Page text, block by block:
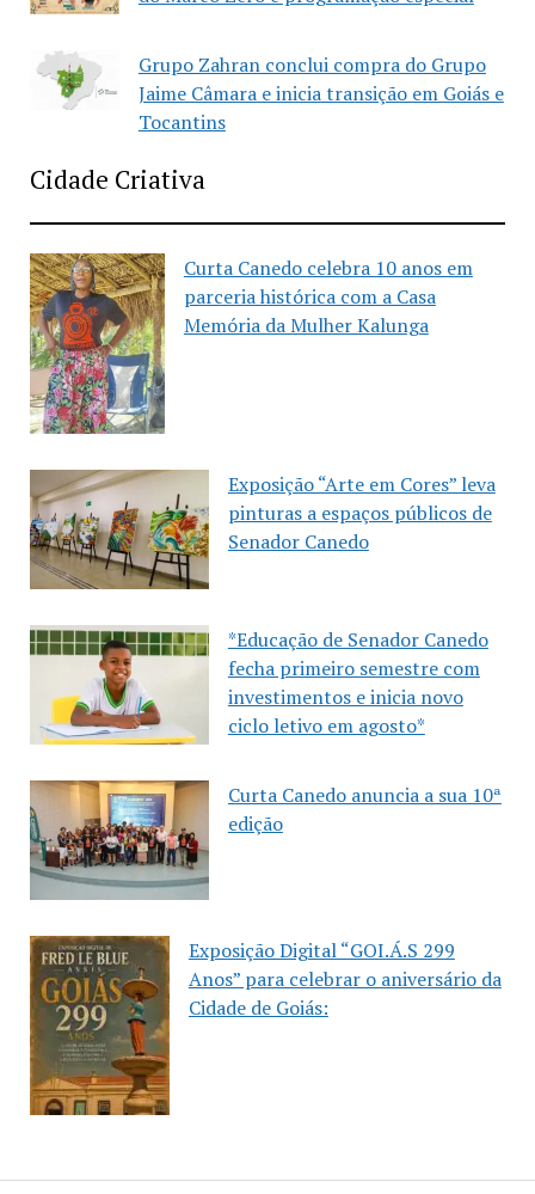
Grupo Zahran conclui compra do Grupo
Jaime Câmara e inicia transição em Goiás e
Tocantins
Cidade Criativa
Curta Canedo celebra 10 anos em
parceria histórica com a Casa
Memória da Mulher Kalunga
Exposição “Arte em Cores” leva
pinturas a espaços públicos de
Senador Canedo
*Educação de Senador Canedo
fecha primeiro semestre com
investimentos e inicia novo
ciclo letivo em agosto*
Curta Canedo anuncia a sua 10ª
edição
Exposição Digital “GOI.Á.S 299
Anos” para celebrar o aniversário da
Cidade de Goiás: